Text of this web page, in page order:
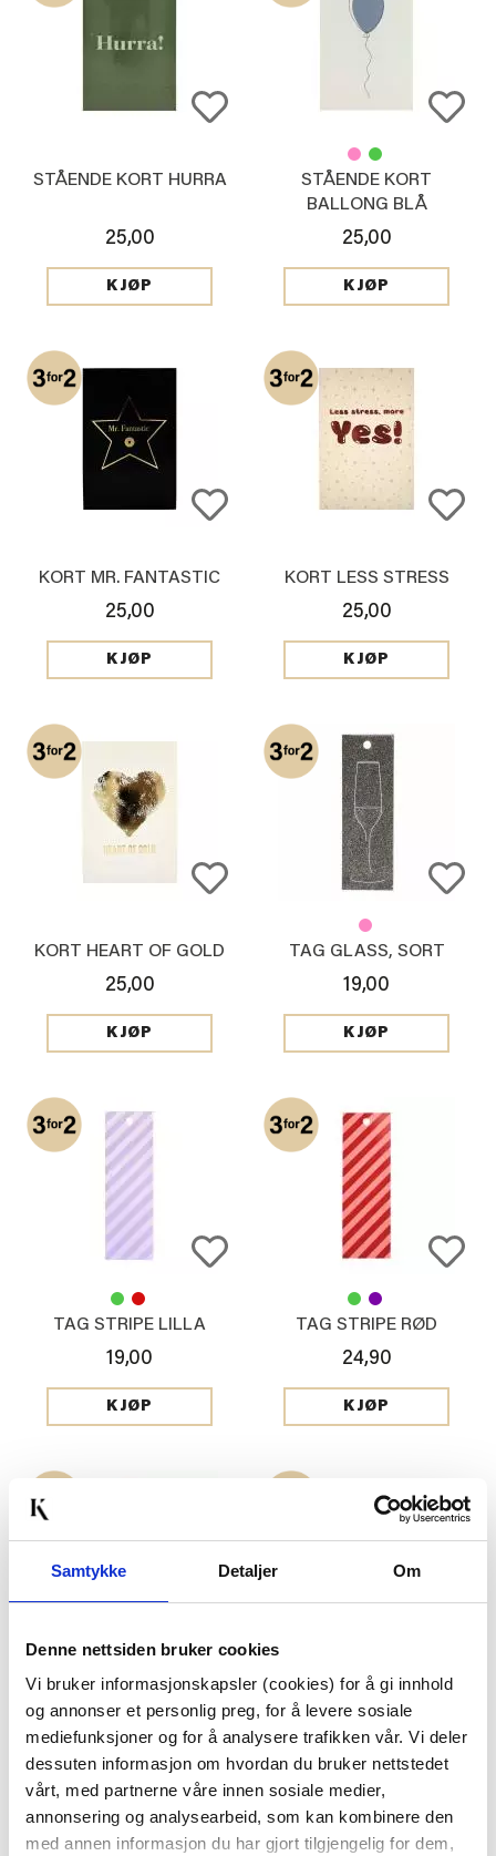
Samtykke Detaljer Om
Denne nettsiden bruker cookies
Vi bruker informasjonskapsler (cookies) for å gi innhold
og annonser et personlig preg, for å levere sosiale
mediefunksjoner og for å analysere trafikken vår. Vi deler
dessuten informasjon om hvordan du bruker nettstedet
vårt, med partnerne våre innen sosiale medier,
annonsering og analysearbeid, som kan kombinere den
med annen informasjon du har gjort tilgjengelig for dem,
STÅENDE KORT HURRA
25,00
KJØP
STÅENDE KORT
BALLONG BLÅ
25,00
KJØP
KORT MR. FANTASTIC
25,00
KJØP
KORT LESS STRESS
25,00
KJØP
KORT HEART OF GOLD
25,00
KJØP
TAG GLASS, SORT
19,00
KJØP
TAG STRIPE LILLA
19,00
KJØP
TAG STRIPE RØD
24,90
KJØP
TAG CELEBRATION
19,00
TAG HURRA
19,00